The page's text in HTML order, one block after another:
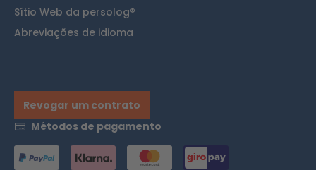
Sítio Web da persolog®
Abreviações de idioma
Revogar um contrato
Métodos de pagamento